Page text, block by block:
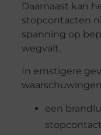
Daarnaast kan
stopcontacten
spanning op
wegvalt.
In ernstigere
waarschuwingen
een